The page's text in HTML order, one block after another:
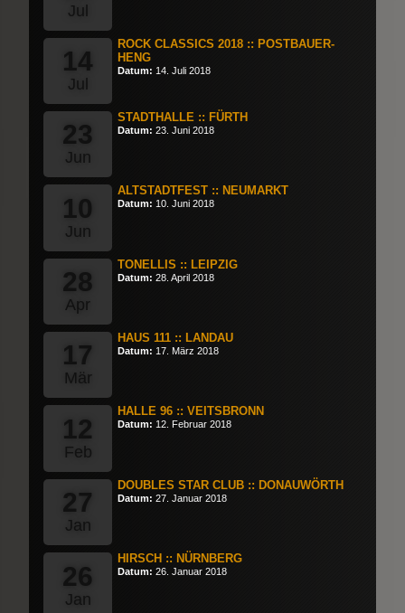
Jul
14
Jul
ROCK CLASSICS 2018 :: POSTBAUER-
HENG
Datum: 14. Juli 2018
23
Jun
STADTHALLE :: FÜRTH
Datum: 23. Juni 2018
10
Jun
ALTSTADTFEST :: NEUMARKT
Datum: 10. Juni 2018
28
Apr
TONELLIS :: LEIPZIG
Datum: 28. April 2018
17
Mär
HAUS 111 :: LANDAU
Datum: 17. März 2018
12
Feb
HALLE 96 :: VEITSBRONN
Datum: 12. Februar 2018
27
Jan
DOUBLES STAR CLUB :: DONAUWÖRTH
Datum: 27. Januar 2018
26
Jan
HIRSCH :: NÜRNBERG
Datum: 26. Januar 2018